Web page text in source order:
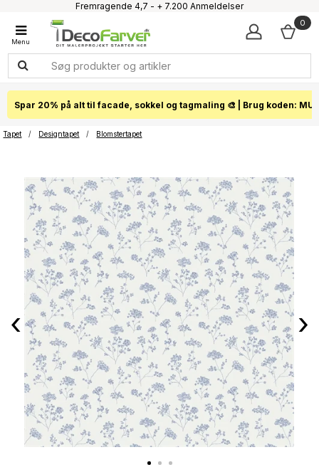
Fremragende 4,7 - + 7.200 Anmeldelser
1-3 dages levering
Click & Collect i hele landet
0
Spar 20% på alt til facade, sokkel og tagmaling 🎨 | Brug koden:
Tapet / Designtapet / Blomstertapet
‹ ›